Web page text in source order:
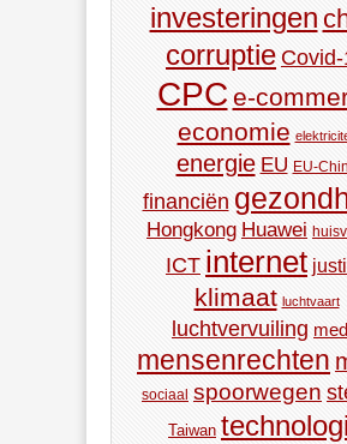
investeringen
corruptie
CPC e-
economie
energie EU EU-
financiën
Hongkong Huawei
ICT internet
klimaat luchtvaart
luchtvervuiling
mensenrechten
sociaal spoorwegen
Taiwan